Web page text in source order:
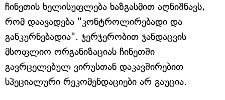
ჩინეთის ხელისუფლება ხაზგასმით აღნიშნავს,
რომ დაავადება "კონტროლირებადი და
განკურნებადია". ჯერჯერობით ჯანდაცვის
მსოფლიო ორგანიზაციას ჩინეთში
გავრცელებულ ვირუსთან დაკავშირებით
სპეციალური რეკომენდაციები არ გაუცია.